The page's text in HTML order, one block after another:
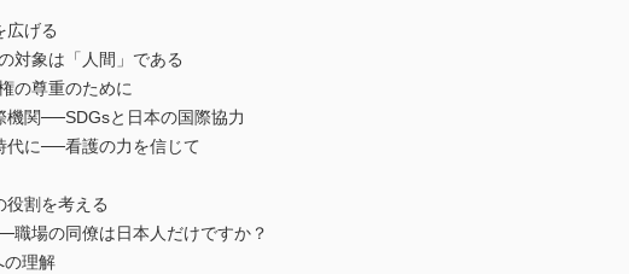
げる
象は「人間」である
尊重のために
関──SDGsと日本の国際協力
に──看護の力を信じて
割を考える
場の同僚は日本人だけですか？
理解